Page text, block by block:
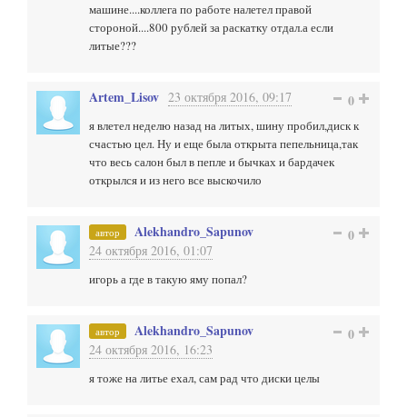
машине....коллега по работе налетел правой
стороной....800 рублей за раскатку отдал.а если
литые???
Artem_Lisov 23 октября 2016, 09:17 0
я влетел неделю назад на литых, шину пробил,диск к
счастью цел. Ну и еще была открыта пепельница,так
что весь салон был в пепле и бычках и бардачек
открылся и из него все выскочило
автор Alekhandro_Sapunov
24 октября 2016, 01:07
0
игорь а где в такую яму попал?
автор Alekhandro_Sapunov
24 октября 2016, 16:23
0
я тоже на литье ехал, сам рад что диски целы